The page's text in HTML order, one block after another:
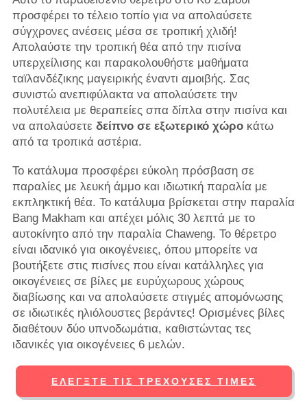
προσφέρει το τέλειο τοπίο για να απολαύσετε
σύγχρονες ανέσεις μέσα σε τροπική χλιδή!
Απολαύστε την τροπική θέα από την πισίνα
υπερχείλισης και παρακολουθήστε μαθήματα
ταϊλανδέζικης μαγειρικής έναντι αμοιβής. Σας
συνιστώ ανεπιφύλακτα να απολαύσετε την
πολυτέλεια με θεραπείες σπα δίπλα στην πισίνα και
να απολαύσετε δείπνο σε εξωτερικό χώροκάτω
από τα τροπικά αστέρια.
Το κατάλυμα προσφέρει εύκολη πρόσβαση σε
παραλίες με λευκή άμμο και ιδιωτική παραλία με
εκπληκτική θέα. Το κατάλυμα βρίσκεται στην παραλία
Bang Makham και απέχει μόλις 30 λεπτά με το
αυτοκίνητο από την παραλία Chaweng. Το θέρετρο
είναι ιδανικό για οικογένειες, όπου μπορείτε να
βουτήξετε στις πισίνες που είναι κατάλληλες για
οικογένειες σε βίλες με ευρύχωρους χώρους
διαβίωσης και να απολαύσετε στιγμές απομόνωσης
σε ιδιωτικές ηλιόλουστες βεράντες! Ορισμένες βίλες
διαθέτουν δύο υπνοδωμάτια, καθιστώντας τες
ιδανικές για οικογένειες 6 μελών.
ΕΛΈΓΞΤΕ ΤΙΣ ΤΡΈΧΟΥΣΕΣ ΤΙΜΈΣ